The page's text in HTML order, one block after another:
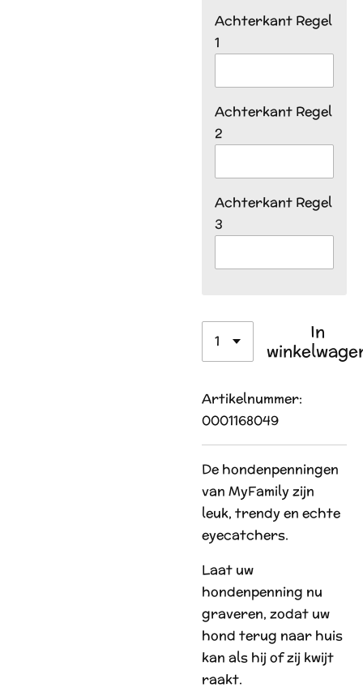
Achterkant Regel
1
Achterkant Regel
2
Achterkant Regel
3
In
Artikelnummer:
0001168049
De hondenpenningen
van MyFamily zijn
leuk, trendy en echte
eyecatchers.
Laat uw
hondenpenning nu
graveren, zodat uw
hond terug naar huis
kan als hij of zij kwijt
raakt.